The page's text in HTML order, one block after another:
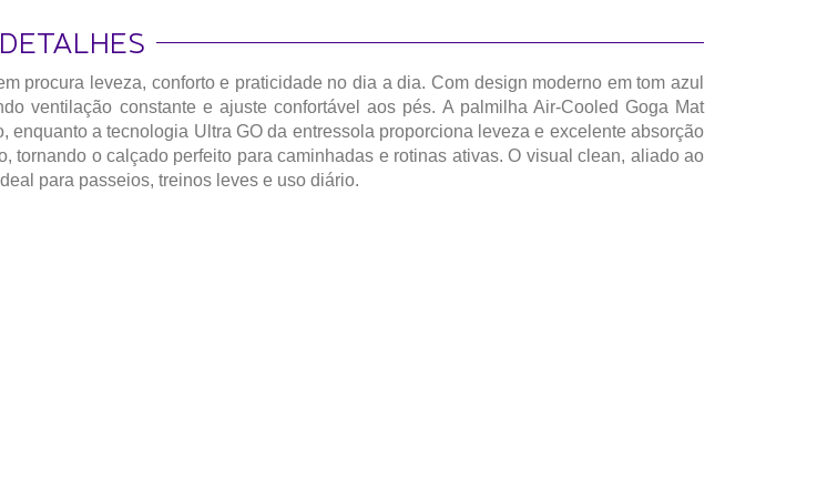
DETALHES
leveza, conforto e praticidade no dia a dia. Com design moderno em tom azul
ventilação constante e ajuste confortável aos pés. A palmilha Air-Cooled Goga Mat
a tecnologia Ultra GO da entressola proporciona leveza e excelente absorção
tornando o calçado perfeito para caminhadas e rotinas ativas. O visual clean, aliado ao
para passeios, treinos leves e uso diário.